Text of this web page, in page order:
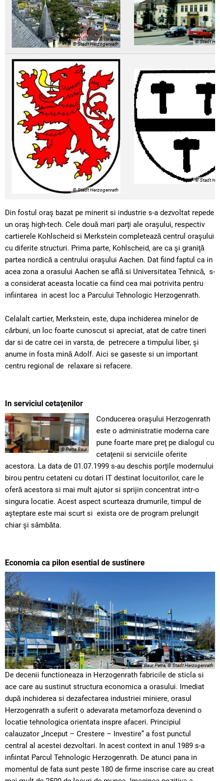
© Stadt Herzogenrath © Stadt
© Stadt Herzogenrath
© Stadt
Din fostul oraş bazat pe minerit si industrie s-a dezvoltat repede
un oraş high-tech. Cele două mari parţi ale oraşului, respectiv
cartierele Kohlscheid si Merkstein completează centrul oraşului
cu diferite structuri. Prima parte, Kohlscheid, are ca şi graniţă
partea nordică a centrului oraşului Aachen. Dat fiind faptul ca in
acea zona a orasului Aachen se află si Universitatea Tehnică, s-
a considerat aceasta locatie ca fiind cea mai potrivita pentru
infiintarea in acest loc a Parcului Tehnologic Herzogenrath.
Celalalt cartier, Merkstein, este, dupa inchiderea minelor de
cărbuni, un loc foarte cunoscut si apreciat, atat de catre tineri
dar si de catre cei in varsta, de petrecere a timpului liber, şi
anume in fosta mină Adolf. Aici se gaseste si un important
centru regional de relaxare si refacere.
In serviciul cetaţenilor
© Petra Baur
Conducerea oraşului Herzogenrath
este o administratie moderna care
pune foarte mare preţ pe dialogul cu
cetaţenii si serviciile oferite
acestora. La data de 01.07.1999 s-au deschis porţile modernului
birou pentru cetateni cu dotari IT destinat locuitorilor, care le
oferă acestora si mai mult ajutor si sprijin concentrat intr-o
singura locatie. Acest aspect scurteaza drumurile, timpul de
aşteptare este mai scurt si exista ore de program prelungit
chiar şi sâmbăta.
Economia ca pilon esential de sustinere
Baur, Petra, © Stadt Herzogenrath
De decenii functioneaza in Herzogenrath fabricile de sticla si
ace care au sustinut structura economica a orasului. Imediat
după inchiderea si dezafectarea industriei miniere, orasul
Herzogenrath a suferit o adevarata metamorfoza devenind o
locatie tehnologica orientata inspre afaceri. Principiul
calauzator „Inceput – Crestere – Investire” a fost punctul
central al acestei dezvoltari. In acest context in anul 1989 s-a
infiintat Parcul Tehnologic Herzogenrath. De atunci pana in
momentul de fata sunt peste 180 de firme inscrise care au creat